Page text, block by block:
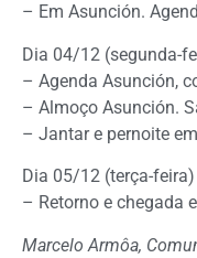
– Em Asunción.
Dia 04/12 (segunda-
– Agenda Asunción,
– Almoço Asunción.
– Jantar e pernoite
Dia 05/12 (terça-feira)
– Retorno e chegada
Marcelo Armôa,